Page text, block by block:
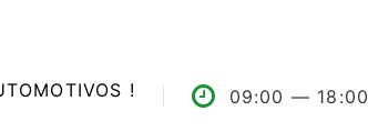
! 09:00 — 18:00